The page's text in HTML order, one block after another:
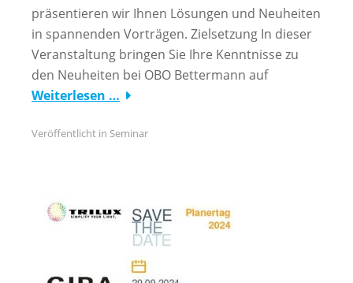
präsentieren wir Ihnen Lösungen und Neuheiten
in spannenden Vorträgen. Zielsetzung ​In dieser
Veranstaltung bringen Sie Ihre Kenntnisse zu
den Neuheiten bei OBO Bettermann auf
Weiterlesen …
Veröffentlicht in Seminar